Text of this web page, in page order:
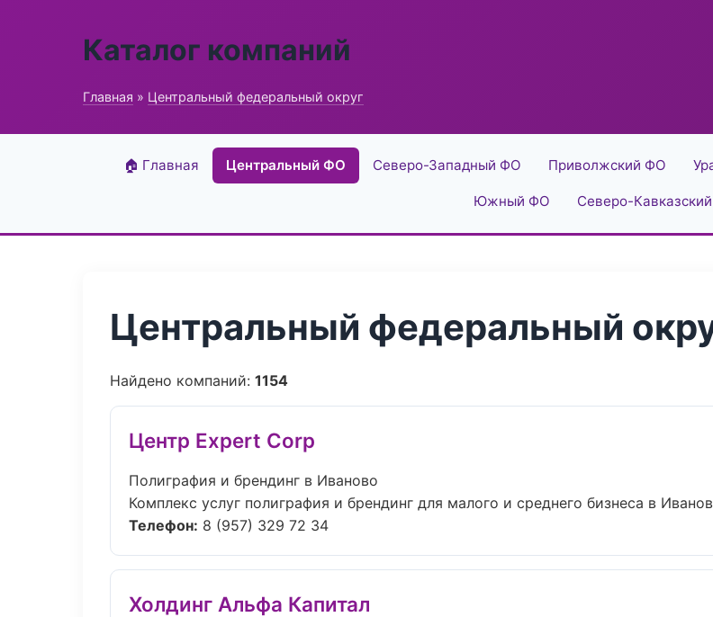
Каталог компаний
Главная » Центральный федеральный округ
🏠 Главная Центральный ФО Северо-Западный ФО Приволжский ФО
Южный ФО Северо-
Центральный федеральный
Найдено компаний: 1154
Центр Expert Corp
Полиграфия и брендинг в Иваново
Комплекс услуг полиграфия и брендинг для малого и среднего бизнеса в
Телефон: 8 (957) 329 72 34
Холдинг Альфа Капитал